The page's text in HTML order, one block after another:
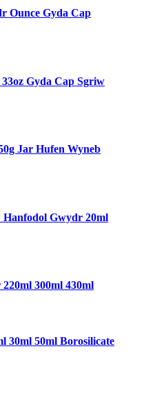
Ounce Gyda Cap
Gyda Cap Sgriw
Jar Hufen Wyneb
Hanfodol Gwydr 20ml
300ml 430ml
30ml 50ml Borosilicate